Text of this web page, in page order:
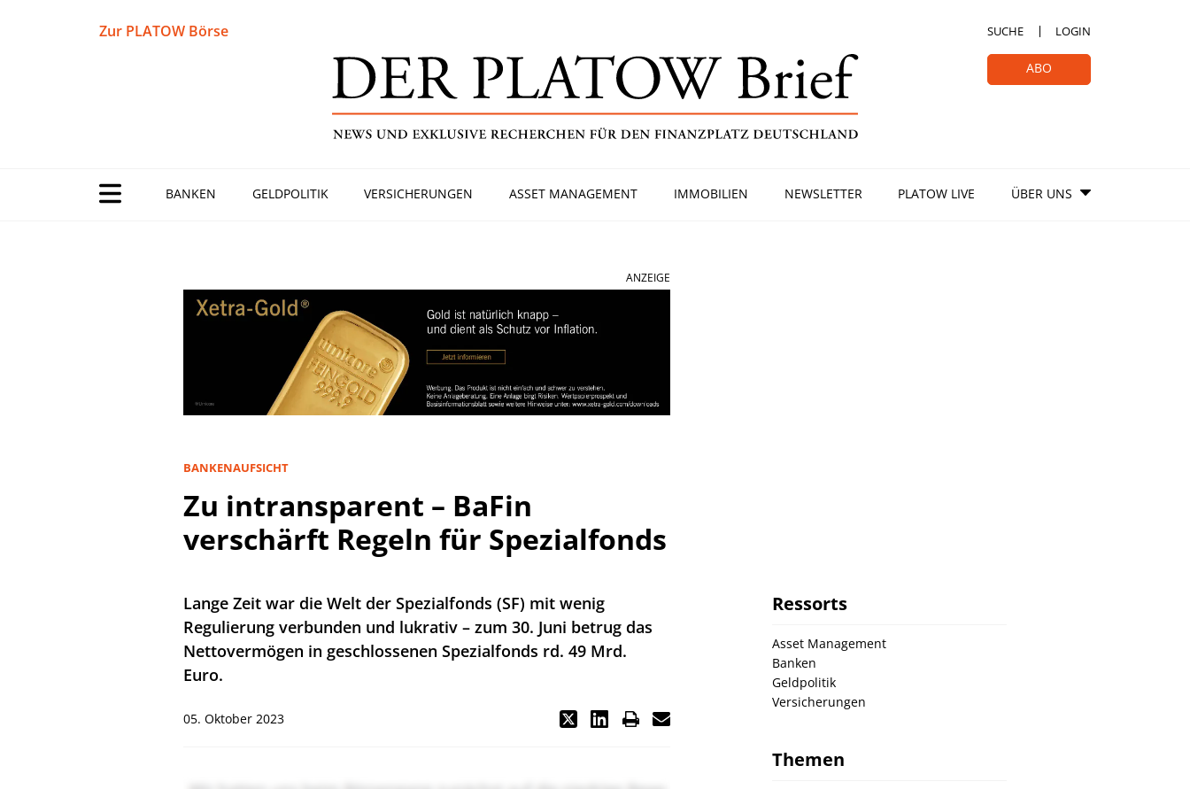
Zur PLATOW Börse SUCHE LOGIN
ABO
BANKEN GELDPOLITIK VERSICHERUNGEN ASSET MANAGEMENT IMMOBILIEN NEWSLETTER PLATOW LIVE ÜBER UNS
ANZEIGE
BANKENAUFSICHT
Zu intransparent – BaFin
verschärft Regeln für Spezialfonds
Lange Zeit war die Welt der Spezialfonds (SF) mit wenig
Regulierung verbunden und lukrativ – zum 30. Juni betrug das
Nettovermögen in geschlossenen Spezialfonds rd. 49 Mrd.
Euro.
05. Oktober 2023
Ressorts
Asset Management
Banken
Geldpolitik
Versicherungen
Themen